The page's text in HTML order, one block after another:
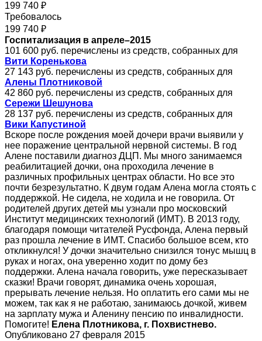
199 740 ₽
Требовалось
199 740 ₽
Госпитализация в апреле–2015
101 600 руб. перечислены из средств, собранных для
Вити Коренькова
27 143 руб. перечислены из средств, собранных для
Алены Плотниковой
42 860 руб. перечислены из средств, собранных для
Сережи Шешунова
28 137 руб. перечислены из средств, собранных для
Вики Капустиной
Вскоре после рождения моей дочери врачи выявили у
нее поражение центральной нервной системы. В год
Алене поставили диагноз ДЦП. Мы много занимаемся
реабилитацией дочки, она проходила лечение в
различных профильных центрах области. Но все это
почти безрезультатно. К двум годам Алена могла стоять с
поддержкой. Не сидела, не ходила и не говорила. От
родителей других детей мы узнали про московский
Институт медицинских технологий (ИМТ). В 2013 году,
благодаря помощи читателей Русфонда, Алена первый
раз прошла лечение в ИМТ. Спасибо большое всем, кто
откликнулся! У дочки значительно снизился тонус мышц в
руках и ногах, она уверенно ходит по дому без
поддержки. Алена начала говорить, уже пересказывает
сказки! Врачи говорят, динамика очень хорошая,
прерывать лечение нельзя. Но оплатить его сами мы не
можем, так как я не работаю, занимаюсь дочкой, живем
на зарплату мужа и Аленину пенсию по инвалидности.
Помогите! Елена Плотникова, г. Похвистнево.
Опубликовано 27 февраля 2015